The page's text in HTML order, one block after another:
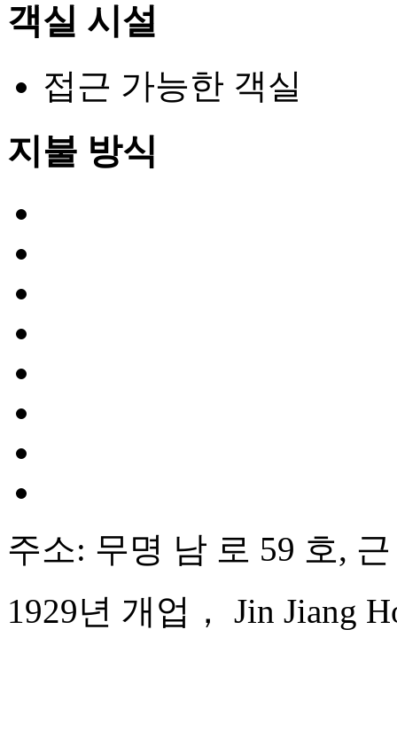
객실 시설
접근 가능한 객실
지불 방식
주소: 무명 남 로 59 호,
1929년 개업， Jin Jiang